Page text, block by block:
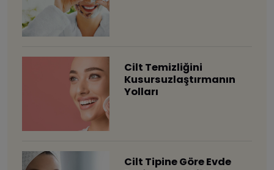
Cilt Temizliğini
Kusursuzlaştırmanın
Yolları
Cilt Tipine Göre Evde